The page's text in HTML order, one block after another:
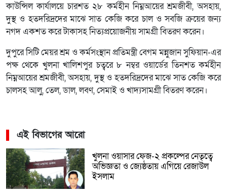
কাউন্সিল কার্যালয়ে চারশত ২৮ কর্মহীন নিম্নআয়ের শ্রমজীবী, অসহায়,
দুস্থ ও হতদরিদ্রদের মাঝে সাত কেজি করে চাল ও সবজি ক্রয়ের জন্য
নগদ একশত করে টাকাসহ নিত্যপ্রয়োজনীয় সামগ্রী বিতরণ করেন।
দুপুরে সিটি মেয়র শ্রম ও কর্মসংস্থান প্রতিমন্ত্রী বেগম মন্নুজান সুফিয়ান-এর
পক্ষ থেকে খুলনা খালিশপুর চত্বরে ৮ নম্বর ওয়ার্ডের তিনশত কর্মহীন
নিম্নআয়ের শ্রমজীবী, অসহায়, দুস্থ ও হতদরিদ্রদের মাঝে সাত কেজি করে
চালসহ আলু, তেল, ডাল, লবণ, সেমাই ও খাদ্যসামগ্রী বিতরণ করেন।
এই বিভাগের আরো
খুলনা ওয়াসার ফেজ-২ প্রকল্পের নেতৃত্বে
অভিজ্ঞতা ও জ্যেষ্ঠতায় এগিয়ে রেজাউল
ইসলাম